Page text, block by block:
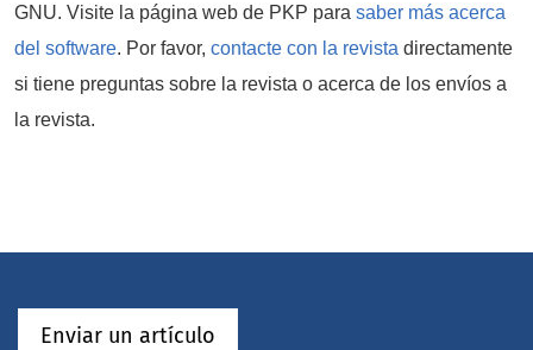
GNU. Visite la página web de PKP para saber más acerca
del software. Por favor, contacte con la revista directamente
si tiene preguntas sobre la revista o acerca de los envíos a
la revista.
Enviar un artículo